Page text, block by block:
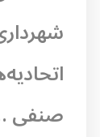
صنفی